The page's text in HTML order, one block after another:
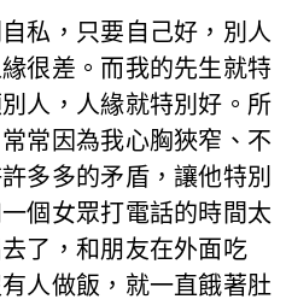
私，只要自己好，別人
很差。而我的先生就特
人，人緣就特別好。所
常因為我心胸狹窄、不
多多的矛盾，讓他特別
個女眾打電話的時間太
了，和朋友在外面吃
人做飯，就一直餓著肚